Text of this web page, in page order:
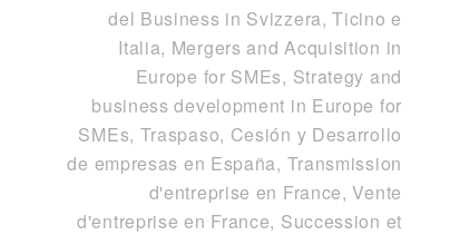
del Business in Svizzera, Ticino e
Italia, Mergers and Acquisition in
Europe for SMEs, Strategy and
business development in Europe for
SMEs, Traspaso, Cesión y Desarrollo
de empresas en España, Transmission
d'entreprise en France, Vente
d'entreprise en France, Succession et